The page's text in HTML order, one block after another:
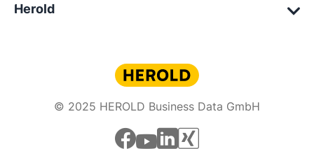
Herold
© 2025 HEROLD Business Data GmbH